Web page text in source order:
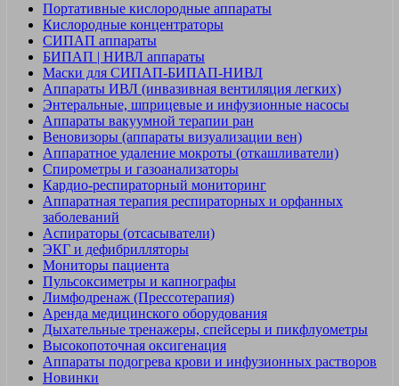
Портативные кислородные аппараты
Кислородные концентраторы
СИПАП аппараты
БИПАП | НИВЛ аппараты
Маски для СИПАП-БИПАП-НИВЛ
Аппараты ИВЛ (инвазивная вентиляция легких)
Энтеральные, шприцевые и инфузионные насосы
Аппараты вакуумной терапии ран
Веновизоры (аппараты визуализации вен)
Аппаратное удаление мокроты (откашливатели)
Спирометры и газоанализаторы
Кардио-респираторный мониторинг
Аппаратная терапия респираторных и орфанных
заболеваний
Аспираторы (отсасыватели)
ЭКГ и дефибрилляторы
Мониторы пациента
Пульсоксиметры и капнографы
Лимфодренаж (Прессотерапия)
Аренда медицинского оборудования
Дыхательные тренажеры, спейсеры и пикфлуометры
Высокопоточная оксигенация
Аппараты подогрева крови и инфузионных растворов
Новинки